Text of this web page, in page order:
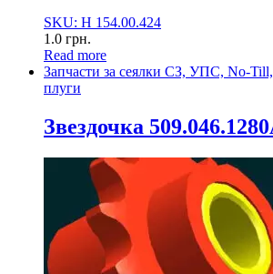
SKU: Н 154.00.424
1.0 грн.
Read more
Запчасти за сеялки СЗ, УПС, No-Till,
плуги
Звездочка